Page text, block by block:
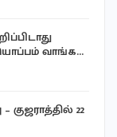
வாங்க…
குஜராத்தில் 22